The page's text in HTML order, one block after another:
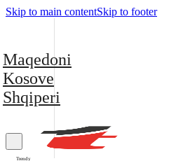
Skip to main contentSkip to footer
Maqedoni
Kosove
Shqiperi
Trendy